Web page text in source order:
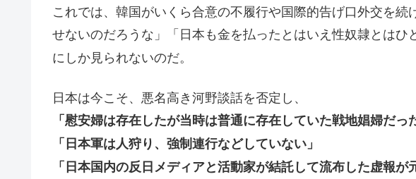
これでは、韓国がいくら合意の不履行や国際的告げ口外交を
せないのだろうな」「日本も金を払ったとはいえ性奴隷とはひ
にしか見られないのだ。
日本は今こそ、悪名高き河野談話を否定し、
「慰安婦は存在したが当時は普通に存在していた戦地娼婦だっ
「日本軍は人狩り、強制連行などしていない」
「日本国内の反日メディアと活動家が結託して流布した虚報が